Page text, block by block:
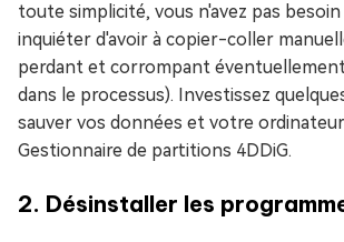
toute simplicité, vous n'avez pas besoin
inquiéter d'avoir à copier-coller
perdant et corrompant
dans le processus). Investissez
sauver vos données et votre
Gestionnaire de partitions 4DDiG.
2. Désinstaller les